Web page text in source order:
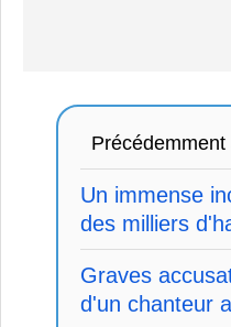
Précédemment
Un immense
des milliers
Graves
d'un chanteur